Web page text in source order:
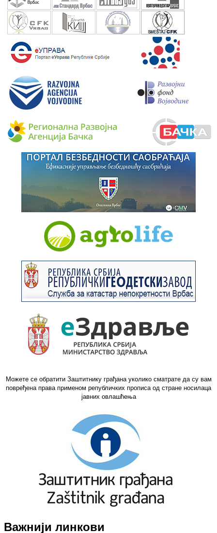
Можете се обратити Заштитнику грађана уколико сматрате да су вам
повређена права применом републичких прописа од стране носилаца
јавних овлашћења
Важнији линкови